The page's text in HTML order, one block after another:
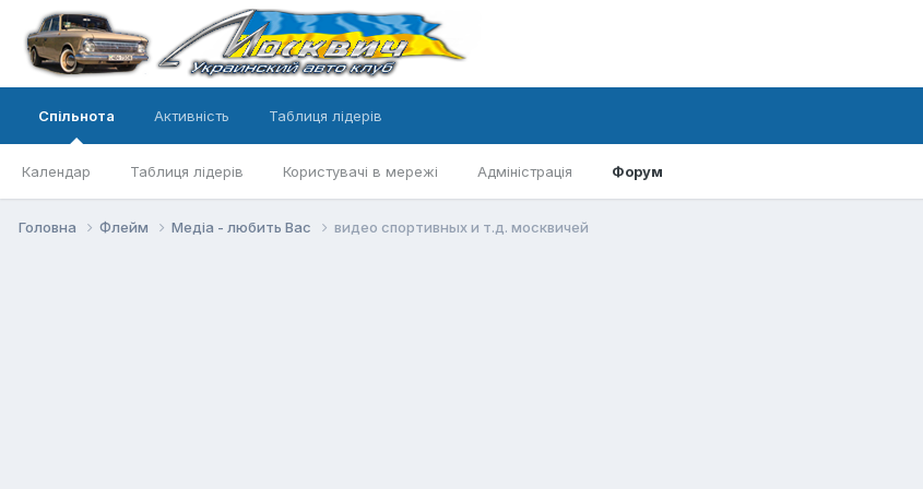
Спільнота
Календар Таблиця лідерів Користувачі в мережі Адміністрація Форум
Активність Таблиця лідерів
Головна Флейм Медіа - любить Вас видео спортивных и т.д. москвичей